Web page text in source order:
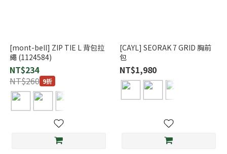
[mont-bell] ZIP TIE L 背包拉
繩 (1124584)
NT$234
NT$260 9折
[CAYL] SEORAK 7 GRID 胸前
包
NT$1,980